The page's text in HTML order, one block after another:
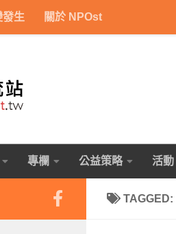
生 關於 NPOst
專欄 公益策略 活動
TAGGED: